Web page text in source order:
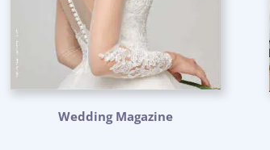
Wedding Magazine